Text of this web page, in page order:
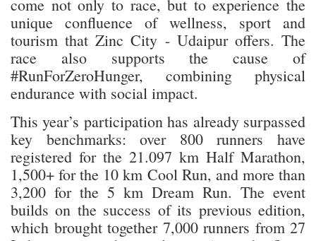
come not only to race, but to experience the
unique confluence of wellness, sport and
tourism that Zinc City - Udaipur offers. The
race also supports the cause of
#RunForZeroHunger, combining physical
endurance with social impact.
This year’s participation has already surpassed
key benchmarks: over 800 runners have
registered for the 21.097 km Half Marathon,
1,500+ for the 10 km Cool Run, and more than
3,200 for the 5 km Dream Run. The event
builds on the success of its previous edition,
which brought together 7,000 runners from 27